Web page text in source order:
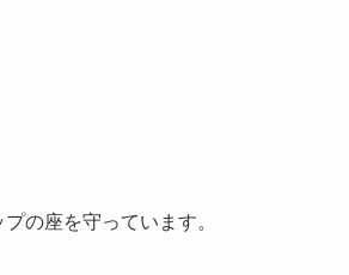
の座を守っています。